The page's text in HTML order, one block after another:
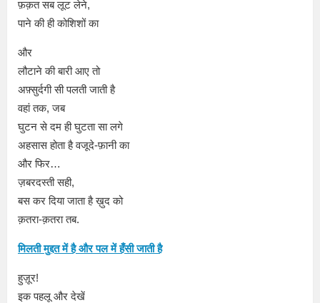
फ़क़त सब लूट लेने,
पाने की ही कोशिशों का
और
लौटाने की बारी आए तो
अफ़्सुर्दगी सी पलती जाती है
वहां तक, जब
घुटन से दम ही घुटता सा लगे
अहसास होता है वजूदे-फ़ानी का
और फिर…
ज़बरदस्ती सही,
बस कर दिया जाता है ख़ुद को
क़तरा-क़तरा तब.
मिलती मुद्दत में है और पल में हँसी जाती है
हुज़ूर!
इक पहलू और देखें